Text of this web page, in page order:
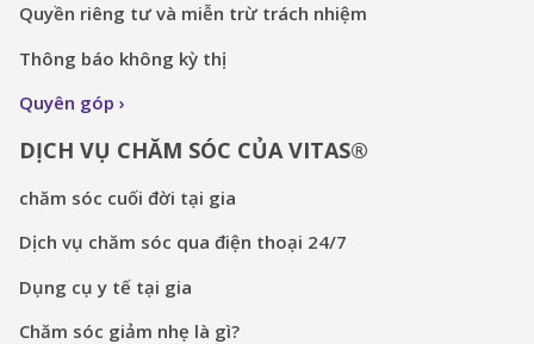
Quyền riêng tư và miễn trừ trách nhiệm
Thông báo không kỳ thị
Quyên góp
DỊCH VỤ CHĂM SÓC CỦA VITAS®
chăm sóc cuối đời tại gia
Dịch vụ chăm sóc qua điện thoại 24/7
Dụng cụ y tế tại gia
Chăm sóc giảm nhẹ là gì?